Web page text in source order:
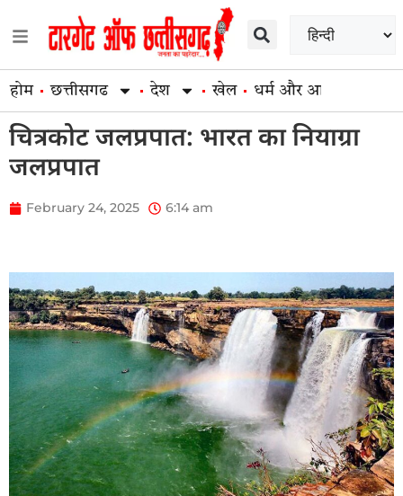
होम छत्तीसगढ देश खेल धर्म और आस्था
चित्रकोट जलप्रपात: भारत का नियाग्रा
जलप्रपात
February 24, 2025 6:14 am